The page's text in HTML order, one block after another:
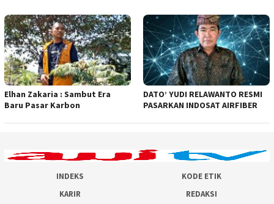
Elhan Zakaria : Sambut Era
Baru Pasar Karbon
DATO’ YUDI RELAWANTO RESMI
PASARKAN INDOSAT AIRFIBER
INDEKS
KODE ETIK
KARIR
REDAKSI